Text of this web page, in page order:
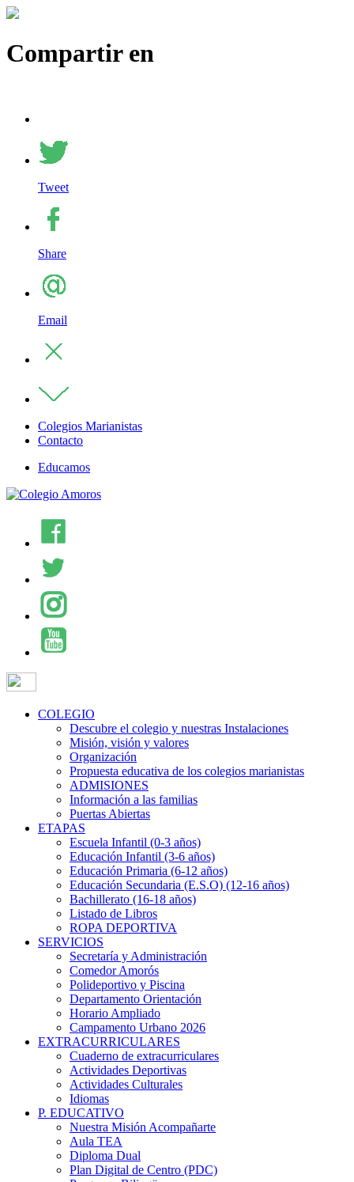
Compartir en
Tweet
Share
Email
Colegios Marianistas
Contacto
Educamos
COLEGIO
Descubre el colegio y nuestras Instalaciones
Misión, visión y valores
Organización
Propuesta educativa de los colegios marianistas
ADMISIONES
Información a las familias
Puertas Abiertas
ETAPAS
Escuela Infantil (0-3 años)
Educación Infantil (3-6 años)
Educación Primaria (6-12 años)
Educación Secundaria (E.S.O) (12-16 años)
Bachillerato (16-18 años)
Listado de Libros
ROPA DEPORTIVA
SERVICIOS
Secretaría y Administración
Comedor Amorós
Polideportivo y Piscina
Departamento Orientación
Horario Ampliado
Campamento Urbano 2026
EXTRACURRICULARES
Cuaderno de extracurriculares
Actividades Deportivas
Actividades Culturales
Idiomas
P. EDUCATIVO
Nuestra Misión Acompañarte
Aula TEA
Diploma Dual
Plan Digital de Centro (PDC)